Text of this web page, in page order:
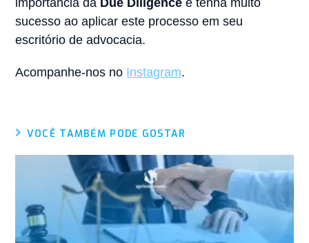
importância da Due Diligence e tenha muito
sucesso ao aplicar este processo em seu
escritório de advocacia.
Acompanhe-nos no Instagram.
VOCÊ TAMBÉM PODE GOSTAR